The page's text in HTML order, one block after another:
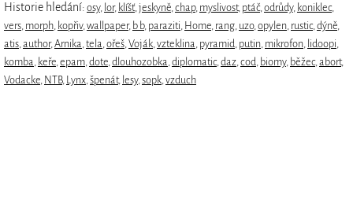
Historie hledání: osy, lor, klíšť,jeskyně,chap, myslivost, ptáč,odrůdy, koniklec,
vers, morph, kopřiv,wallpaper, b b, paraziti, Home, rang, uzo,opylen, rustic,dýně,
atis,author,Arnika,tela,ořeš,Voják,vzteklina, pyramid, putin, mikrofon, lidoopi,
komba, keře,epam,dote,dlouhozobka,diplomatic,daz,cod, biomy, běžec,abort,
Vodacke, NTB, Lynx,špenát, lesy,sopk,vzduch